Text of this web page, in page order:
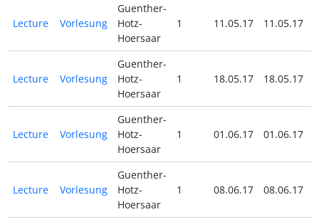
Lecture Vorlesung
Guenther-
Hotz-
Hoersaar
1 11.05.17 11.05.17
Lecture Vorlesung
Guenther-
Hotz-
Hoersaar
1 18.05.17 18.05.17
Lecture Vorlesung
Guenther-
Hotz-
Hoersaar
1 01.06.17 01.06.17
Lecture Vorlesung
Guenther-
Hotz-
Hoersaar
1 08.06.17 08.06.17